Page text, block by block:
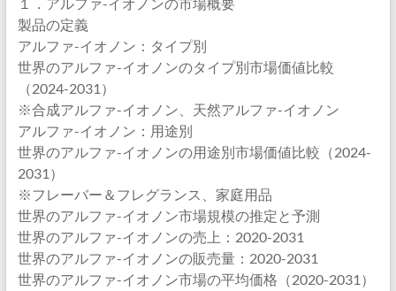
製品の定義
アルファ-イオノン：タイプ別
世界のアルファ-イオノンのタイプ別市場価値比較
（2024-2031）
※合成アルファ-イオノン、天然アルファ-イオノン
アルファ-イオノン：用途別
世界のアルファ-イオノンの用途別市場価値比較（2024-
2031）
※フレーバー＆フレグランス、家庭用品
世界のアルファ-イオノン市場規模の推定と予測
世界のアルファ-イオノンの売上：2020-2031
世界のアルファ-イオノンの販売量：2020-2031
世界のアルファ-イオノン市場の平均価格（2020-2031）